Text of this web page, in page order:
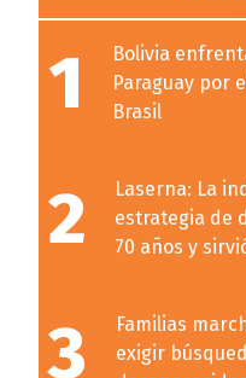
1
Bolivia
Paraguay por
Brasil
2
Laserna: La
estrategia de
70 años y
3
Familias
exigir